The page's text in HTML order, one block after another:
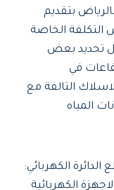
بتقديم
الخاصة
تحديد بعض
في
التالفة مع
المياه
الكهربائي:
الكهربائية